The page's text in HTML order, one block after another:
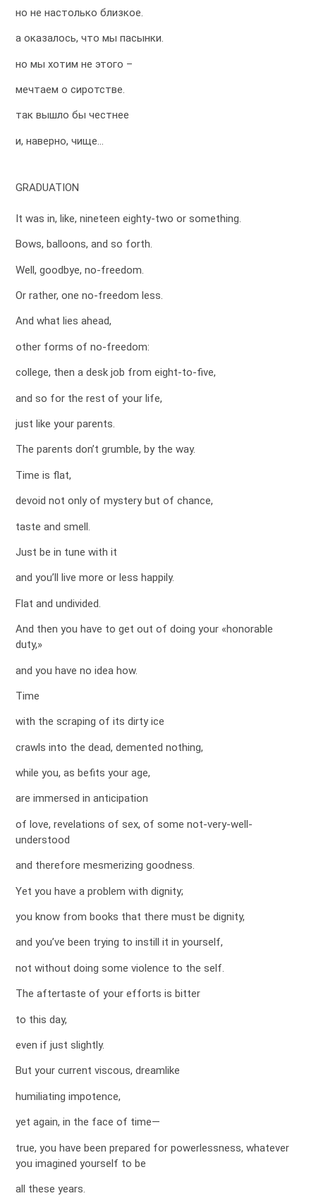
но не настолько близкое.
а оказалось, что мы пасынки.
но мы хотим не этого –
мечтаем о сиротстве.
так вышло бы честнее
и, наверно, чище…
GRADUATION
It was in, like, nineteen eighty-two or something.
Bows, balloons, and so forth.
Well, goodbye, no-freedom.
Or rather, one no-freedom less.
And what lies ahead,
other forms of no-freedom:
college, then a desk job from eight-to-five,
and so for the rest of your life,
just like your parents.
The parents don’t grumble, by the way.
Time is flat,
devoid not only of mystery but of chance,
taste and smell.
Just be in tune with it
and you’ll live more or less happily.
Flat and undivided.
And then you have to get out of doing your «honorable
duty,»
and you have no idea how.
Time
with the scraping of its dirty ice
crawls into the dead, demented nothing,
while you, as befits your age,
are immersed in anticipation
of love, revelations of sex, of some not-very-well-
understood
and therefore mesmerizing goodness.
Yet you have a problem with dignity;
you know from books that there must be dignity,
and you’ve been trying to instill it in yourself,
not without doing some violence to the self.
The aftertaste of your efforts is bitter
to this day,
even if just slightly.
But your current viscous, dreamlike
humiliating impotence,
yet again, in the face of time—
true, you have been prepared for powerlessness, whatever
you imagined yourself to be
all these years.